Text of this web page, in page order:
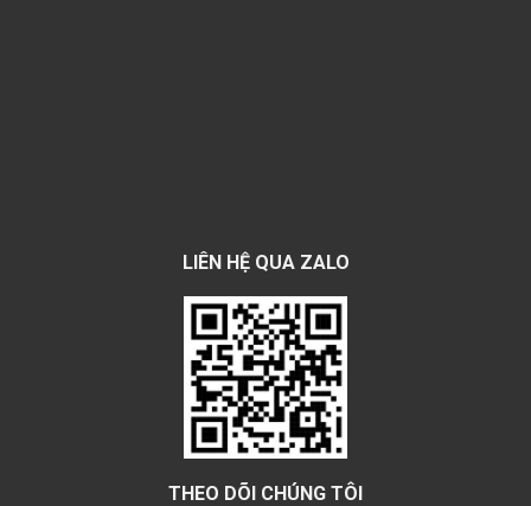
LIÊN HỆ QUA ZALO
THEO DÕI CHÚNG TÔI